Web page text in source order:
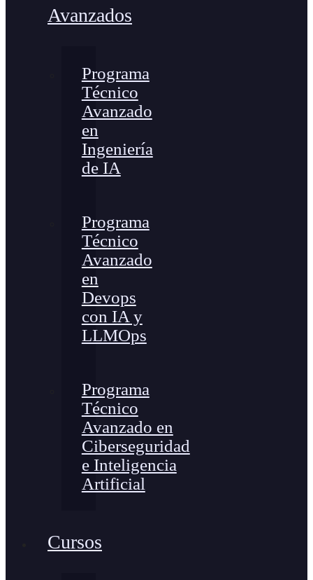
Avanzados
Programa
Técnico
Avanzado
en
Ingeniería
de IA
Programa
Técnico
Avanzado
en
Devops
con IA y
LLMOps
Programa
Técnico
Avanzado en
Ciberseguridad
e Inteligencia
Artificial
Cursos